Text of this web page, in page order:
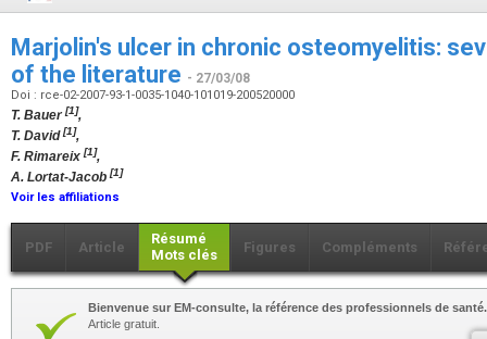
Marjolin's ulcer in chronic osteomyelitis:
of the literature - 27/03/08
Doi : rce-02-2007-93-1-0035-1040-101019-200520000
T. Bauer[1],
T. David[1],
F. Rimareix [1],
A. Lortat-Jacob [1]
Voir les affiliations
PDF Article
Résumé
Mots clés
Figures Compléments
Bienvenue sur EM-consulte, la référence des professionnels de santé.
Article gratuit.